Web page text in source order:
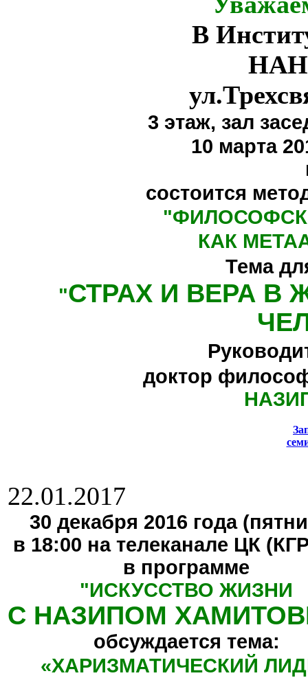
В
НАН
3 этаж, зал
10 марта
состоится
"
КАК
Тема
"СТРАХ И ВЕРА В
доктор
22.01.2017
30 декабря 2016 года
в 18:00 на телеканале ЦК
в программе
"ИСКУССТВО ЖИЗНИ
С НАЗИПОМ
обсуждается тема:
«ХАРИЗМАТИЧЕСКИЙ